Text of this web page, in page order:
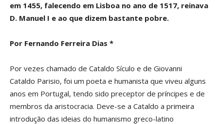
em 1455, falecendo em Lisboa no ano de 1517, reinava
D. Manuel I e ao que dizem bastante pobre.
Por Fernando Ferreira Dias *
Por vezes chamado de Cataldo Sículo e de Giovanni
Cataldo Parisio, foi um poeta e humanista que viveu alguns
anos em Portugal, tendo sido preceptor de príncipes e de
membros da aristocracia. Deve-se a Cataldo a primeira
introdução das ideias do humanismo greco-latino